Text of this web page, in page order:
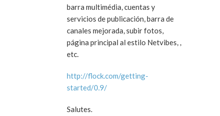
barra multimédia, cuentas y
servicios de publicación, barra de
canales mejorada, subir fotos,
página principal al estilo Netvibes, ,
etc.
http://flock.com/getting-
started/0.9/
Salutes.